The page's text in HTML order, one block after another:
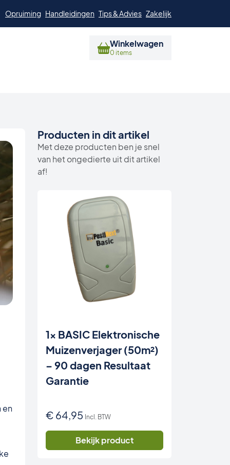
Opruiming Handleidingen Tips & Advies Zakelijk
Winkelwagen
0 items
en
Producten in dit artikel
Met deze producten ben je snel
van het ongedierte uit dit artikel
af!
1x BASIC Elektronische
Muizenverjager (50m²)
– 90 dagen Resultaat
Garantie
€ 64,95 Incl. BTW
Bekijk product